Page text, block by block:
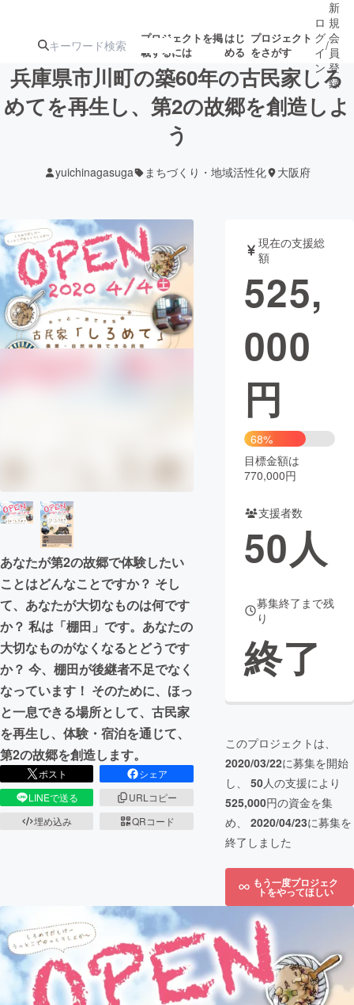
プロジェクトを掲
載するには
はじ
める
プロジェクト
をさがす
注目の新着プロ
テクノロジー・ガジェット
映像・映画 書籍・雑誌
ビジネス・起業 チャレンジ
CAMPFIRE Creation
コミュニティ
ロ
グ
イ
ン
/
新
規
会
員
登
録
兵庫県市川町の築60年の古民家しろ
めてを再生し、第2の故郷を創造しよ
う
yuichinagasuga まちづくり・地域活性化 大阪府
あなたが第2の故郷で体験したい
ことはどんなことですか？ そし
て、あなたが大切なものは何です
か？ 私は「棚田」です。あなたの
大切なものがなくなるとどうです
か？ 今、棚田が後継者不足でなく
なっています！ そのために、ほっ
と一息できる場所として、古民家
を再生し、体験・宿泊を通じて、
第2の故郷を創造します。
ポスト
シェア
LINEで送る
URLコピー
埋め込み
QRコード
現在の支援総
額
525,
000
円
68%
目標金額は
770,000円
支援者数
50人
募集終了まで残
り
終了
このプロジェクトは、
2020/03/22に募集を開始
し、 50人の支援により
525,000円の資金を集
め、 2020/04/23に募集を
終了しました
もう一度プロジェク
トをやってほしい